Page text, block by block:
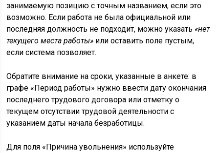
занимаемую позицию с точным названием, если это
возможно. Если работа не была официальной или
последняя должность не подходит, можно указать«нет
текущего места работы» или оставить поле пустым,
если система позволяет.
Обратите внимание на сроки, указанные в анкете: в
графе «Период работы» нужно ввести дату окончания
последнего трудового договора или отметку о
текущем отсутствии трудовой деятельности с
указанием даты начала безработицы.
Для поля «Причина увольнения» используйте